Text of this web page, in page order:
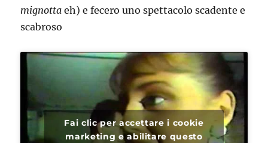
mignotta eh) e fecero uno spettacolo scadente e
scabroso
Fai clic per accettare i cookie
marketing e abilitare questo